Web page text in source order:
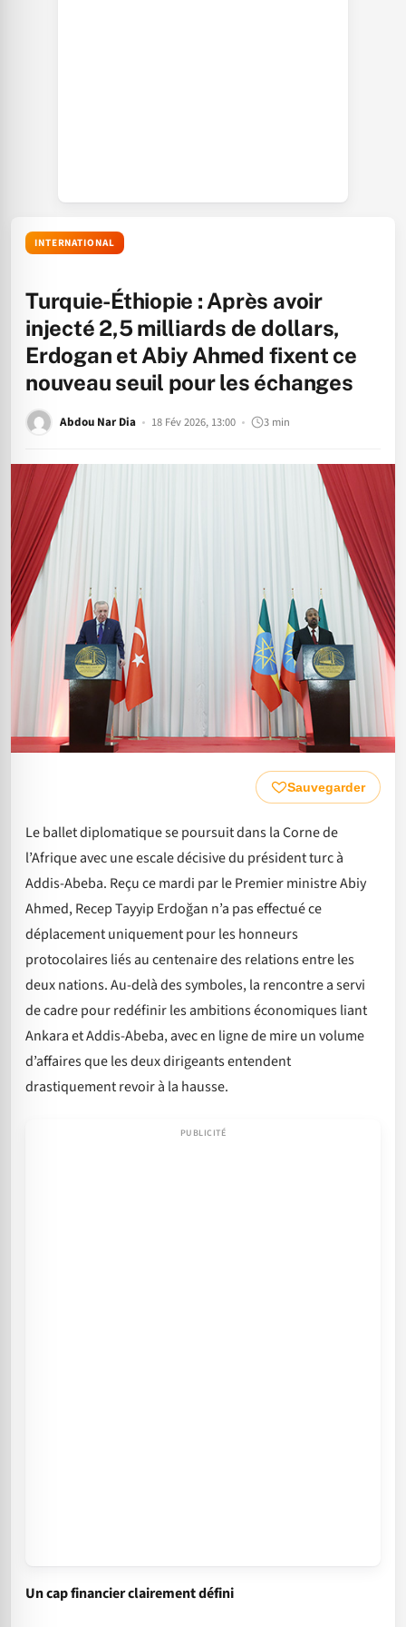
INTERNATIONAL
Turquie-Éthiopie : Après avoir
injecté 2,5 milliards de dollars,
Erdogan et Abiy Ahmed fixent ce
nouveau seuil pour les échanges
Abdou Nar Dia 18 Fév 2026, 13:00 3 min
Sauvegarder
Le ballet diplomatique se poursuit dans la Corne de
l’Afrique avec une escale décisive du président turc à
Addis-Abeba. Reçu ce mardi par le Premier ministre Abiy
Ahmed, Recep Tayyip Erdoğan n’a pas effectué ce
déplacement uniquement pour les honneurs
protocolaires liés au centenaire des relations entre les
deux nations. Au-delà des symboles, la rencontre a servi
de cadre pour redéfinir les ambitions économiques liant
Ankara et Addis-Abeba, avec en ligne de mire un volume
d’affaires que les deux dirigeants entendent
drastiquement revoir à la hausse.
Un cap financier clairement défini